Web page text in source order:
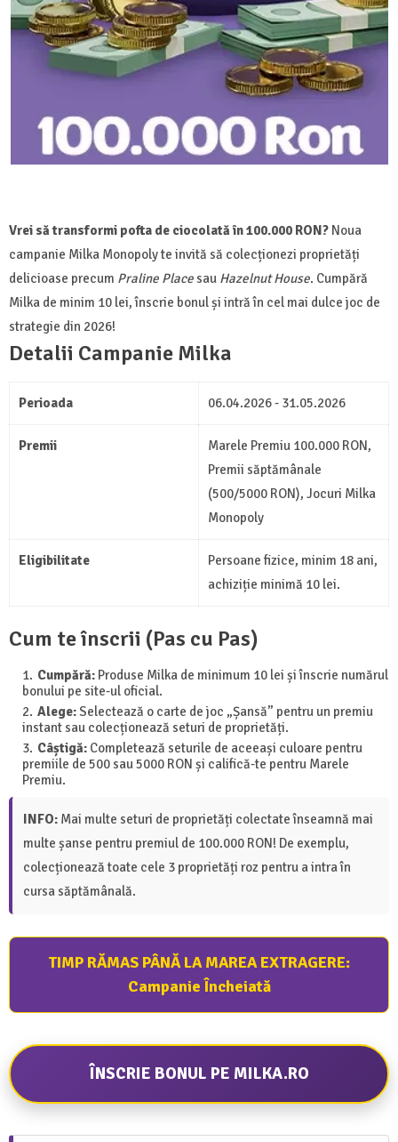
Vrei să transformi pofta de ciocolată în 100.000 RON? Noua
campanie Milka Monopoly te invită să colecționezi proprietăți
delicioase precum Praline Place sau Hazelnut House. Cumpără
Milka de minim 10 lei, înscrie bonul și intră în cel mai dulce joc de
strategie din 2026!
Detalii Campanie Milka
Perioada 06.04.2026 - 31.05.2026
Premii
Marele Premiu 100.000 RON,
Premii săptămânale
(500/5000 RON), Jocuri Milka
Monopoly
Eligibilitate
Persoane fizice, minim 18 ani,
achiziție minimă 10 lei.
Cum te înscrii (Pas cu Pas)
Cumpără: Produse Milka de minimum 10 lei și înscrie numărul
bonului pe site-ul oficial.
Alege:Selectează o carte de joc „Șansă” pentru un premiu
instant sau colecționează seturi de proprietăți.
Câștigă: Completează seturile de aceeași culoare pentru
premiile de 500 sau 5000 RON și califică-te pentru Marele
Premiu.
INFO: Mai multe seturi de proprietăți colectate înseamnă mai
multe șanse pentru premiul de 100.000 RON! De exemplu,
colecționează toate cele 3 proprietăți roz pentru a intra în
cursa săptămânală.
TIMP RĂMAS PÂNĂ LA MAREA EXTRAGERE:
Campanie Încheiată
ÎNSCRIE BONUL PE MILKA.RO